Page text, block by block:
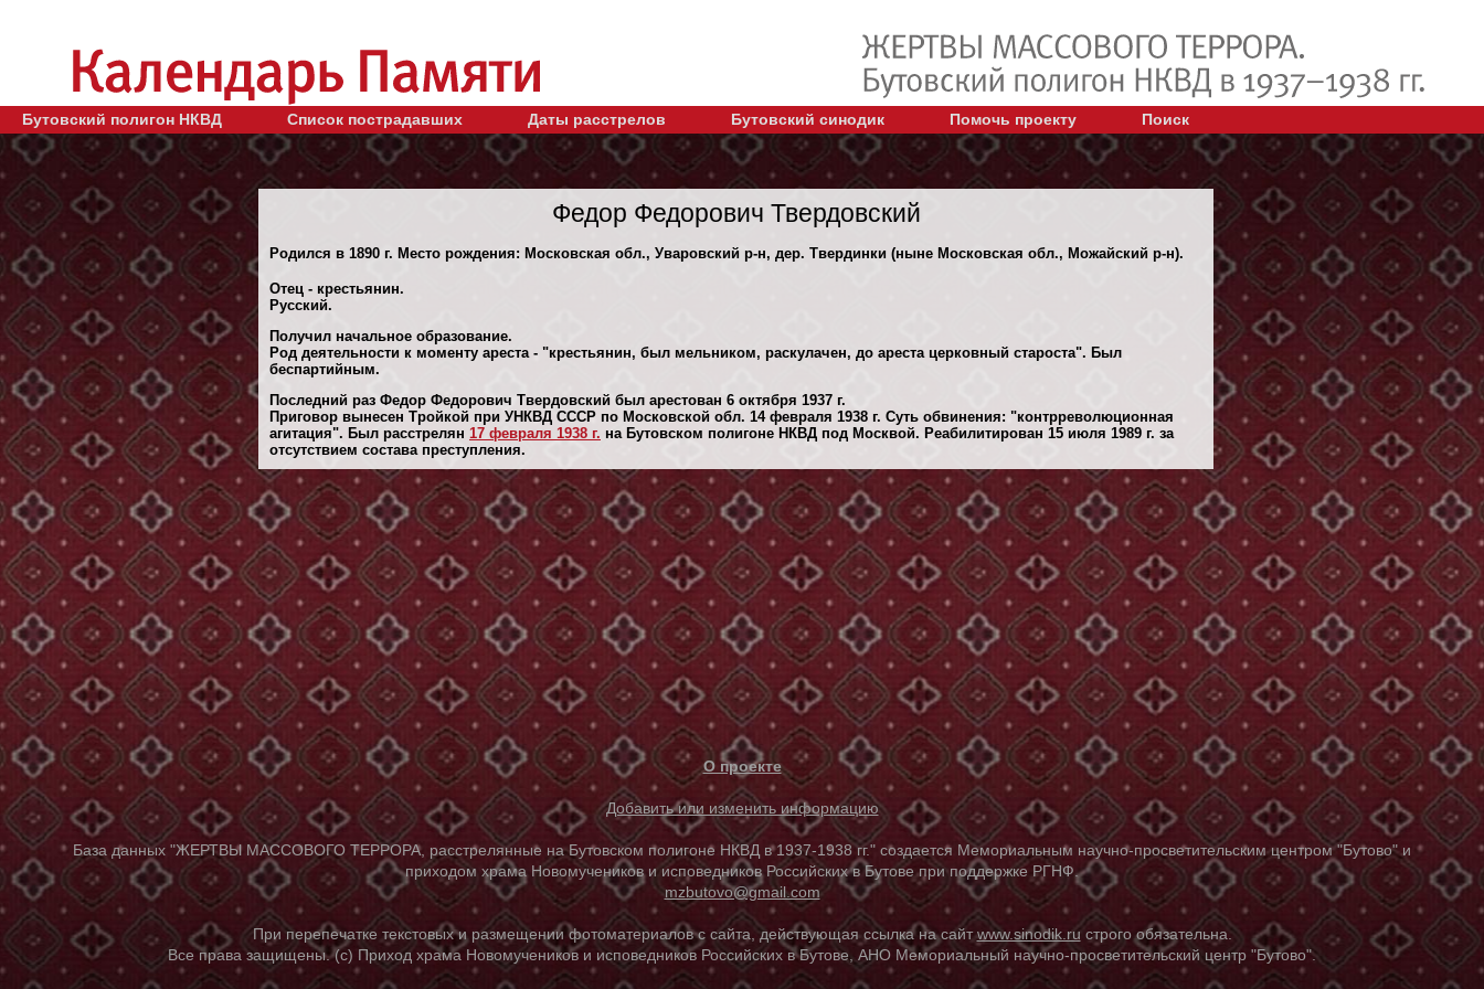
Бутовский полигон НКВД Список пострадавших Даты расстрелов Бутовский синодик Помочь проекту Поиск
Федор Федорович Твердовский
Родился в 1890 г. Место рождения: Московская обл., Уваровский р-н, дер. Твердинки (ныне Московская обл., Можайский р-н).
Отец - крестьянин.
Русский.
Получил начальное образование.
Род деятельности к моменту ареста - "крестьянин, был мельником, раскулачен, до ареста церковный староста". Был
беспартийным.
Последний раз Федор Федорович Твердовский был арестован 6 октября 1937 г.
Приговор вынесен Тройкой при УНКВД СССР по Московской обл. 14 февраля 1938 г. Суть обвинения: "контрреволюционная
агитация". Был расстрелян 17 февраля 1938 г. на Бутовском полигоне НКВД под Москвой. Реабилитирован 15 июля 1989 г. за
отсутствием состава преступления.
О проекте
Добавить или изменить информацию
База данных "ЖЕРТВЫ МАССОВОГО ТЕРРОРА, расстрелянные на Бутовском полигоне НКВД в 1937-1938 гг." создается Мемориальным научно-просветительским центром "Бутово" и
приходом храма Новомучеников и исповедников Российских в Бутове при поддержке РГНФ.
mzbutovo@gmail.com
При перепечатке текстовых и размещении фотоматериалов с сайта, действующая ссылка на сайтwww.sinodik.ru строго обязательна.
Все права защищены. (с) Приход храма Новомучеников и исповедников Российских в Бутове, АНО Мемориальный научно-просветительский центр "Бутово".